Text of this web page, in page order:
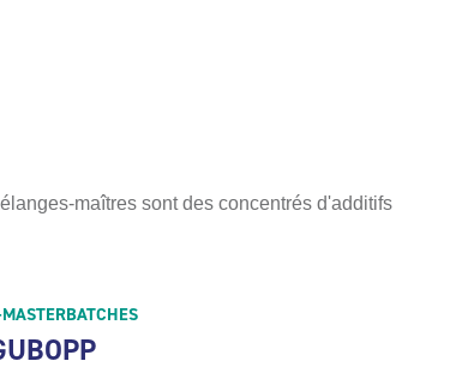
maîtres sont des concentrés d'additifs